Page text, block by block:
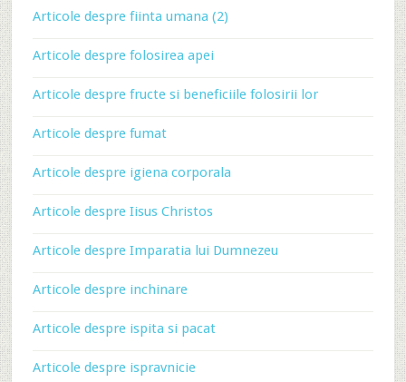
Articole despre fiinta umana (2)
Articole despre folosirea apei
Articole despre fructe si beneficiile folosirii lor
Articole despre fumat
Articole despre igiena corporala
Articole despre Iisus Christos
Articole despre Imparatia lui Dumnezeu
Articole despre inchinare
Articole despre ispita si pacat
Articole despre ispravnicie